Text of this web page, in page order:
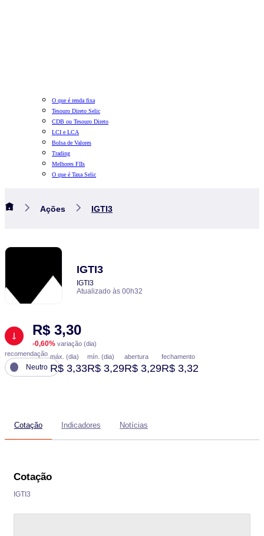
O que é renda fixa
Tesouro Direto Selic
CDB ou Tesouro Direto
LCI e LCA
Bolsa de Valores
Trading
Melhores FIIs
O que é Taxa Selic
Ações IGTI3
IGTI3
IGTI3
Atualizado às 00h32
R$ 3,30
-0,60% variação (dia)
recomendação
Neutro
máx. (dia)
R$ 3,33
mín. (dia)
R$ 3,29
abertura
R$ 3,29
fechamento
R$ 3,32
Cotação Indicadores Notícias
Cotação
IGTI3